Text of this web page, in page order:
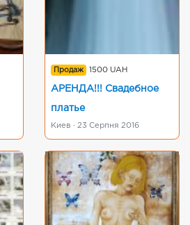
Продаж 1500 UAH
АРЕНДА!!! Свадебное
платье
Киев · 23 Серпня 2016